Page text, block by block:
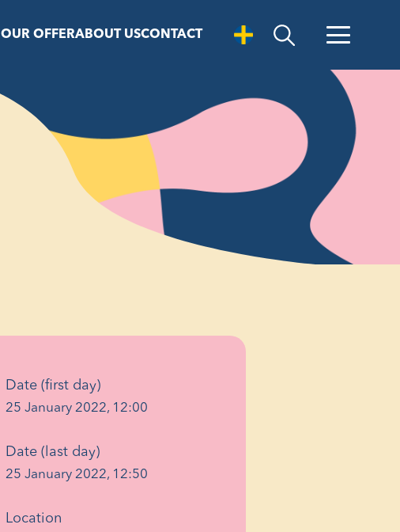
OUR OFFERABOUT USCONTACT
Open Search
-
Date (first day)
25 January 2022, 12:00
Date (last day)
25 January 2022, 12:50
Location